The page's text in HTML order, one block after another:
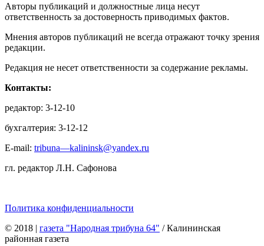
Авторы публикаций и должностные лица несут
ответственность за достоверность приводимых фактов.
Мнения авторов публикаций не всегда отражают точку зрения
редакции.
Редакция не несет ответственности за содержание рекламы.
Контакты:
редактор: 3-12-10
бухгалтерия: 3-12-12
E-mail: tribuna—kalininsk@yandex.ru
гл. редактор Л.Н. Сафонова
Политика конфиденциальности
© 2018 | газета "Народная трибуна 64" / Калининская
районная газета